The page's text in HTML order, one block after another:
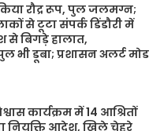
रौद्र रूप, पुल जलमग्न;
से टूटा संपर्क डिंडौरी में
से बिगड़े हालात,
भी डूबा; प्रशासन अलर्ट मोड
कार्यक्रम में 14 आश्रितों
नियुक्ति आदेश, खिले चेहरे